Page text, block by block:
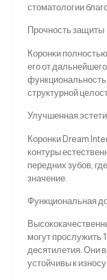
стоматологии
Прочность защиты
Коронки
его от
структурной
Улучшенная
Коронки Dream
контуры
передних зубов,
значение.
Функциональная
могут прослужить
десятилетия. Они
устойчивы к износу.